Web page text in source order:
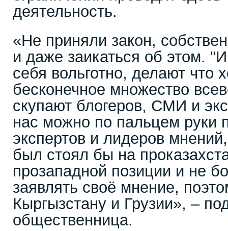
деятельность.
«Не приняли закон,
и даже заикаться об этом.
себя вольготно, делают что
бесконечное множество
скупают блогеров, СМИ и
нас можно по пальцем руки
экспертов и лидеров
был стоял бы на
прозападной позиции и не
заявлять своё мнение,
Кыргызстану и Грузии», –
общественница.